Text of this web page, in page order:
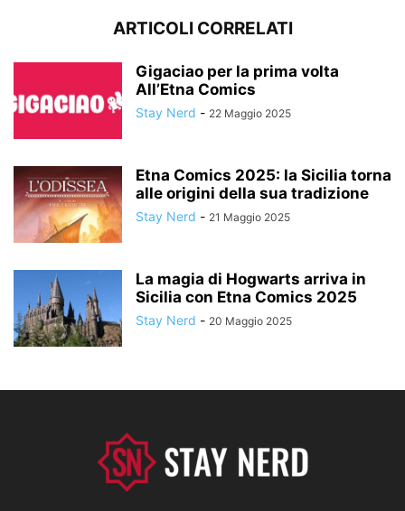
ARTICOLI CORRELATI
Gigaciao per la prima volta
All’Etna Comics
Stay Nerd - 22 Maggio 2025
Etna Comics 2025: la Sicilia torna
alle origini della sua tradizione
Stay Nerd - 21 Maggio 2025
La magia di Hogwarts arriva in
Sicilia con Etna Comics 2025
Stay Nerd - 20 Maggio 2025